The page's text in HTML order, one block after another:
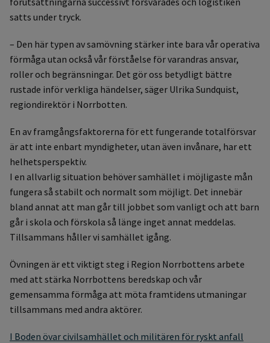
satts under tryck.
– Den här typen av samövning stärker inte bara vår operativa
förmåga utan också vår förståelse för varandras ansvar,
roller och begränsningar. Det gör oss betydligt bättre
rustade inför verkliga händelser, säger Ulrika Sundquist,
regiondirektör i Norrbotten.
En av framgångsfaktorerna för ett fungerande totalförsvar
är att inte enbart myndigheter, utan även invånare, har ett
helhetsperspektiv.
I en allvarlig situation behöver samhället i möjligaste mån
fungera så stabilt och normalt som möjligt. Det innebär
bland annat att man går till jobbet som vanligt och att barn
går i skola och förskola så länge inget annat meddelas.
Tillsammans håller vi samhället igång.
Övningen är ett viktigt steg i Region Norrbottens arbete
med att stärka Norrbottens beredskap och vår
gemensamma förmåga att möta framtidens utmaningar
tillsammans med andra aktörer.
I Boden övar civilsamhället och militären för ryskt anfall